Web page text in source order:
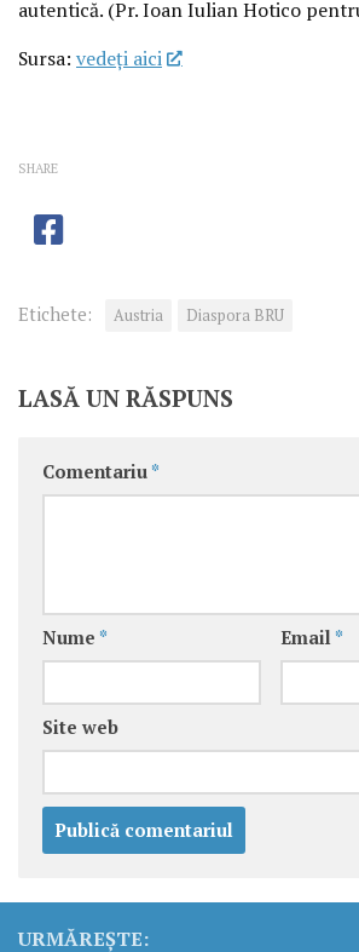
autentică. (Pr. Ioan Iulian Hotico
Sursa: vedeţi aici
SHARE
Etichete: Austria Diaspora BRU
LASĂ UN RĂSPUNS
Comentariu *
Nume * Email *
Site web
URMĂREȘTE: